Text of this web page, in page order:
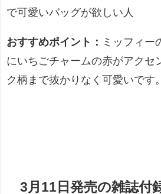
で可愛いバッグが欲しい人
おすすめポイント：
ミッフィー
にいちごチャームの赤がアク
ク柄まで抜かりなく可愛いです。
3月11日発売の雑誌付